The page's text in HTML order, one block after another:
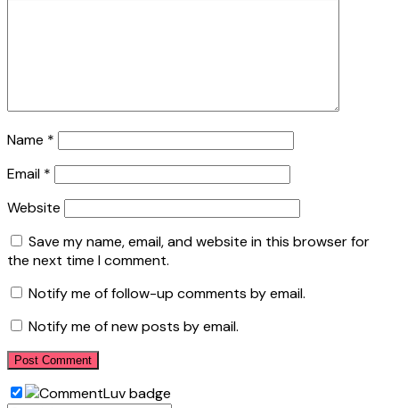
Name *
Email *
Website
Save my name, email, and website in this browser for
the next time I comment.
Notify me of follow-up comments by email.
Notify me of new posts by email.